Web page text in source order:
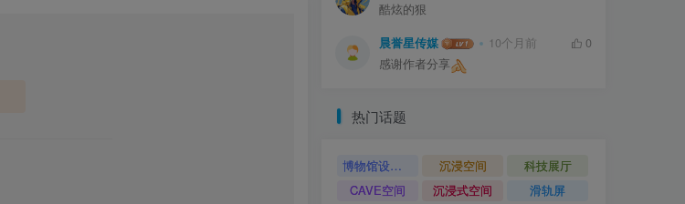
酷炫的狠
晨誉星传媒 10个月前
0
感谢作者分享
热门话题
博物馆设计方案 沉浸空间
科技展厅
CAVE空间
沉浸式空间
滑轨屏